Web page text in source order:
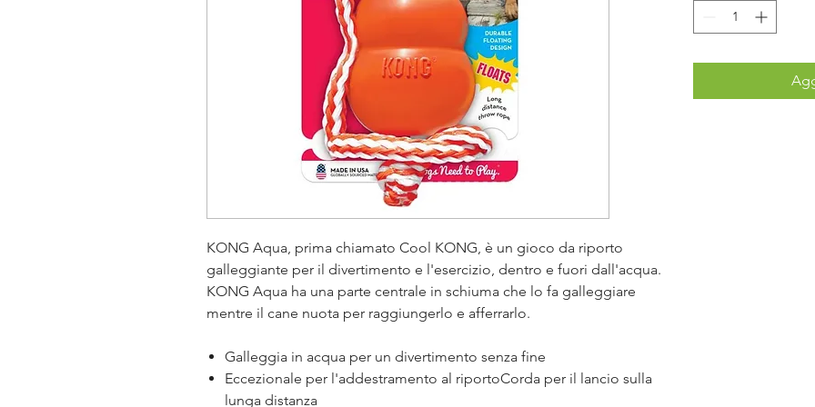
KONG Aqua, prima chiamato Cool KONG, è un gioco da riporto
galleggiante per il divertimento e l'esercizio, dentro e fuori dall'acqua.
KONG Aqua ha una parte centrale in schiuma che lo fa galleggiare
mentre il cane nuota per raggiungerlo e afferrarlo.
Galleggia in acqua per un divertimento senza fine
Eccezionale per l'addestramento al riportoCorda per il lancio sulla
lunga distanza